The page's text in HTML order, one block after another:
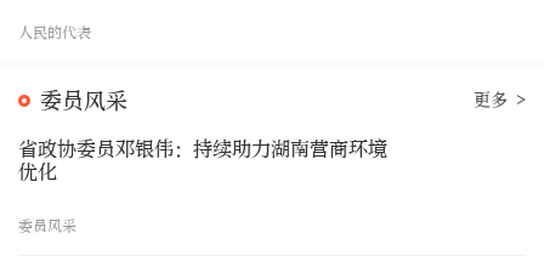
人民的代表
委员风采 更多 >
省政协委员邓银伟：持续助力湖南营商环境
优化
委员风采